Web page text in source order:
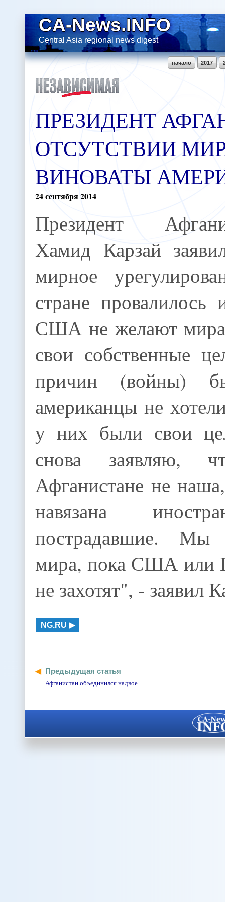
CA-News.INFO
Central Asia regional news digest
2017
начало
ПРЕЗИДЕНТ
ОТСУТСТВИИ
ВИНОВАТЫ
24сентября2014
Президент
Хамид Карзай
мирное
стране провалилось
США не желают мира
свои собственные
причин (войны)
американцы не
у них были свои
снова заявляю,
Афганистане не
навязана
пострадавшие. Мы
мира, пока США или
не захотят", - заявил
NG.RU
Предыдущая статья
Афганистан объединился надвое